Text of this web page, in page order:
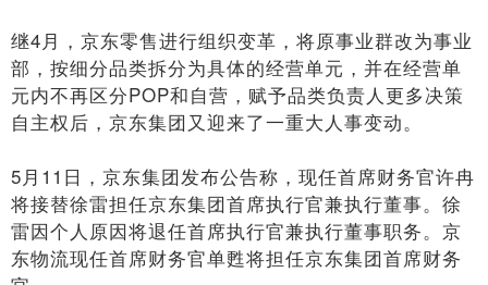
继4月，京东零售进行组织变革，将原事业群改为事业
部，按细分品类拆分为具体的经营单元，并在经营单
元内不再区分POP和自营，赋予品类负责人更多决策
自主权后，京东集团又迎来了一重大人事变动。
5月11日，京东集团发布公告称，现任首席财务官许冉
将接替徐雷担任京东集团首席执行官兼执行董事。徐
雷因个人原因将退任首席执行官兼执行董事职务。京
东物流现任首席财务官单甦将担任京东集团首席财务